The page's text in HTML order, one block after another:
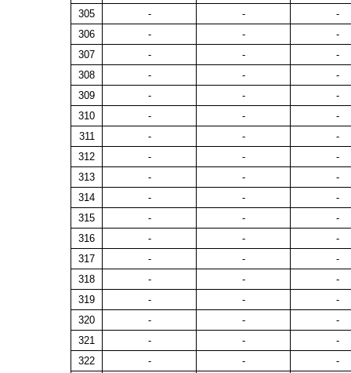
305
- -
-
306
- -
-
307
- -
-
308
- -
-
309
- -
-
310
- -
-
311
- -
-
312
- -
-
313
- -
-
314
- -
-
315
- -
-
316
- -
-
317
- -
-
318
- -
-
319
- -
-
320
- -
-
321
- -
-
322
- -
-